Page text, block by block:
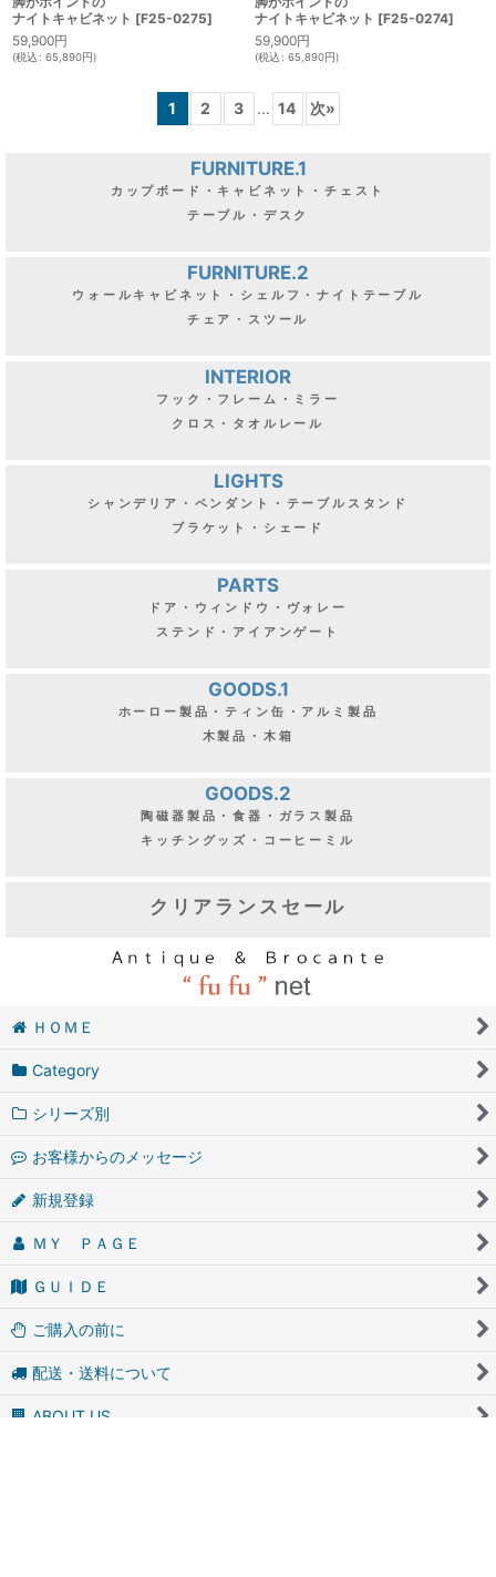
ナイトキャビネット [F25-0275]
59,900円
(税込: 65,890円 )
脚がポイントの
ナイトキャビネット [F25-0274]
59,900円
(税込: 65,890円 )
1 2 3 ... 14 次»
FURNITURE.1
カップボード・キャビネット・チェスト
テーブル・デスク
FURNITURE.2
ウォールキャビネット・シェルフ・ナイトテーブル
チェア・スツール
INTERIOR
フック・フレーム・ミラー
クロス・タオルレール
LIGHTS
シャンデリア・ペンダント・テーブルスタンド
ブラケット・シェード
PARTS
ドア・ウィンドウ・ヴォレー
ステンド・アイアンゲート
GOODS.1
ホーロー製品・ティン缶・アルミ製品
木製品・木箱
GOODS.2
陶磁器製品・食器・ガラス製品
キッチングッズ・コーヒーミル
クリアランスセール
ＨＯＭＥ
Category
シリーズ別
お客様からのメッセージ
新規登録
ＭＹ ＰＡＧＥ
ＧＵＩＤＥ
ご購入の前に
配送・送料について
ABOUT US